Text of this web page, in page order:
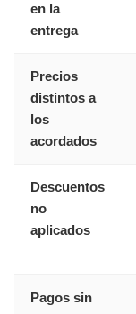
en la
entrega
Precios
distintos a
los
acordados
Descuentos
no
aplicados
Pagos sin